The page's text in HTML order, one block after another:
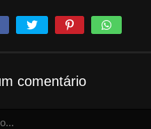
comentário